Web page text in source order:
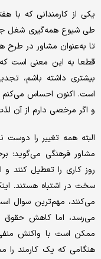
یکی از کارمندانی که با
طی شیوع همه‌گیری شغل
تا به‌عنوان مشاور در طرح
قطعا به این معنی است که
بیشتری داشته باشم،
است. اکنون احساس می‌کنم
و اگر مرخصی دارم از آن
مشاور فرهنگی می‌گوید:
روز کاری را تعطیل کنند
سخت در اشتباه هستند.
می‌کنند، مهم‌ترین سوال
می‌رسد، اما کاهش
ممکن است با واکنش منفی
هنگامی ‌که یک کارمند را